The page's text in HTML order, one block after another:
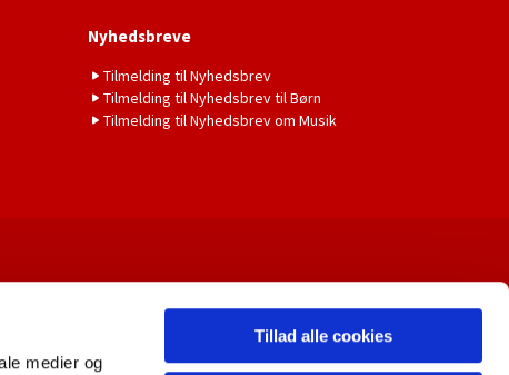
medier og
Tillad alle cookies
Nyhedsbreve
Tilmelding til Nyhedsbrev
Tilmelding til Nyhedsbrev til Børn
Tilmelding til Nyhedsbrev om Musik